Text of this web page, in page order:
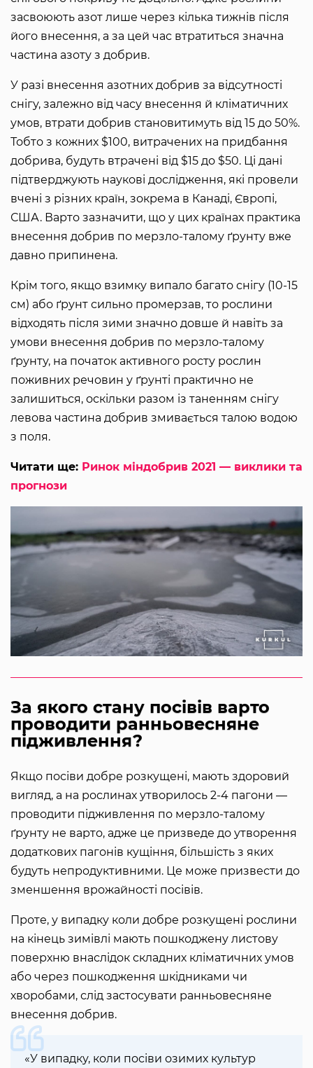
засвоюють азот лише через кілька тижнів після
його внесення, а за цей час втратиться значна
частина азоту з добрив.
У разі внесення азотних добрив за відсутності
снігу, залежно від часу внесення й кліматичних
умов, втрати добрив становитимуть від 15 до 50%.
Тобто з кожних $100, витрачених на придбання
добрива, будуть втрачені від $15 до $50. Ці дані
підтверджують наукові дослідження, які провели
вчені з різних країн, зокрема в Канаді, Європі,
США. Варто зазначити, що у цих країнах практика
внесення добрив по мерзло-талому ґрунту вже
давно припинена.
Крім того, якщо взимку випало багато снігу (10-15
см) або ґрунт сильно промерзав, то рослини
відходять після зими значно довше й навіть за
умови внесення добрив по мерзло-талому
ґрунту, на початок активного росту рослин
поживних речовин у ґрунті практично не
залишиться, оскільки разом із таненням снігу
левова частина добрив змивається талою водою
з поля.
Читати ще: Ринок міндобрив 2021 — виклики та
прогнози
За якого стану посівів варто
проводити ранньовесняне
підживлення?
Якщо посіви добре розкущені, мають здоровий
вигляд, а на рослинах утворилось 2-4 пагони —
проводити підживлення по мерзло-талому
ґрунту не варто, адже це призведе до утворення
додаткових пагонів кущіння, більшість з яких
будуть непродуктивними. Це може призвести до
зменшення врожайності посівів.
Проте, у випадку коли добре розкущені рослини
на кінець зимівлі мають пошкоджену листову
поверхню внаслідок складних кліматичних умов
або через пошкодження шкідниками чи
хворобами, слід застосувати ранньовесняне
внесення добрив.
«У випадку, коли посіви озимих культур